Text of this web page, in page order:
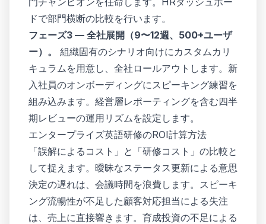
ドで部門横断の比較を行います。
フェーズ3 — 全社展開（9〜12週、500+ユーザ
ー）。
組織固有のシナリオ向けにカスタムカリ
キュラムを用意し、全社ロールアウトします。新
入社員のオンボーディングにスピーキング練習を
組み込みます。経営層レポーティングを含む四半
期レビューの運用リズムを設定します。
エンタープライズ英語研修のROI計算方法
「誤解によるコスト」と「研修コスト」の比較と
して捉えます。曖昧なステータス更新による意思
決定の遅れは、会議時間を浪費します。スピーキ
ング流暢性が不足した顧客対応担当による失注
は、売上に直接響きます。育成投資の不足による